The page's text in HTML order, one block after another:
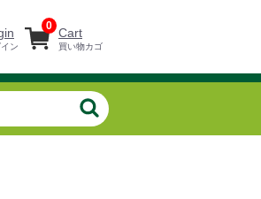
Cart
買い物カゴ
0
ン